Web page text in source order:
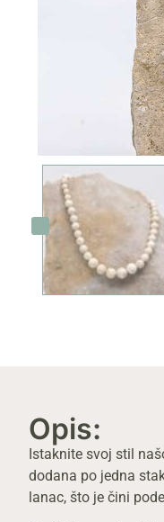
Opis:
Istaknite svoj stil
dodana po jedna
lanac, što je čini